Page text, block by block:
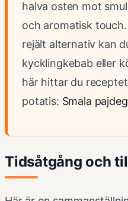
halva osten mot
och aromatisk
rejält alternativ kan
kycklingkebab eller
här hittar du
potatis: Smala
Tidsåtgång och